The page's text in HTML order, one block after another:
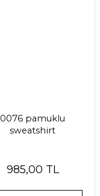
0076 pamuklu
sweatshirt
985,00 TL